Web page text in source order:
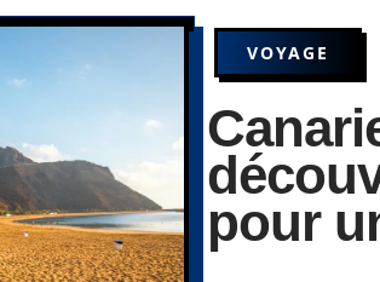
VOYAGE
pour